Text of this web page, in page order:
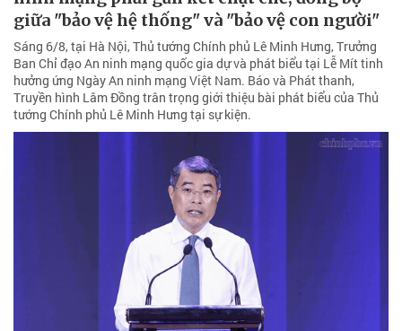
giữa "bảo vệ hệ thống" và "bảo vệ con người"
Sáng 6/8, tại Hà Nội, Thủ tướng Chính phủ Lê Minh Hưng, Trưởng
Ban Chỉ đạo An ninh mạng quốc gia dự và phát biểu tại Lễ Mít tinh
hưởng ứng Ngày An ninh mạng Việt Nam. Báo và Phát thanh,
Truyền hình Lâm Đồng trân trọng giới thiệu bài phát biểu của Thủ
tướng Chính phủ Lê Minh Hưng tại sự kiện.